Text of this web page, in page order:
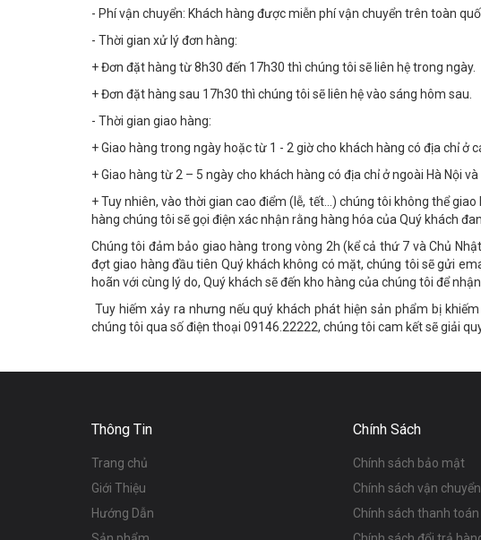
- Phí vận chuyển: Khách hàng được miễn phí vận chuyển trên toàn
- Thời gian xử lý đơn hàng:
+ Đơn đặt hàng từ 8h30 đến 17h30 thì chúng tôi sẽ liên hệ trong ngày.
+ Đơn đặt hàng sau 17h30 thì chúng tôi sẽ liên hệ vào sáng hôm sau.
- Thời gian giao hàng:
+ Giao hàng trong ngày hoặc từ 1 - 2 giờ cho khách hàng có địa chỉ ở
+ Giao hàng từ 2 – 5 ngày cho khách hàng có địa chỉ ở ngoài Hà Nội
+ Tuy nhiên, vào thời gian cao điểm (lễ, tết…) chúng tôi không thể
hàng chúng tôi sẽ gọi điện xác nhận rằng hàng hóa của Quý khách
Chúng tôi đảm bảo giao hàng trong vòng 2h (kể cả thứ 7 và Chủ
đợt giao hàng đầu tiên Quý khách không có mặt, chúng tôi sẽ gửi
hoãn với cùng lý do, Quý khách sẽ đến kho hàng của chúng tôi để
Tuy hiếm xảy ra nhưng nếu quý khách phát hiện sản phẩm bị
chúng tôi qua số điện thoại 09146.22222, chúng tôi cam kết sẽ giải
Thông Tin
Trang chủ
Giới Thiệu
Hướng Dẫn
Chính Sách
Chính sách bảo mật
Chính sách vận chuyển
Chính sách thanh toán